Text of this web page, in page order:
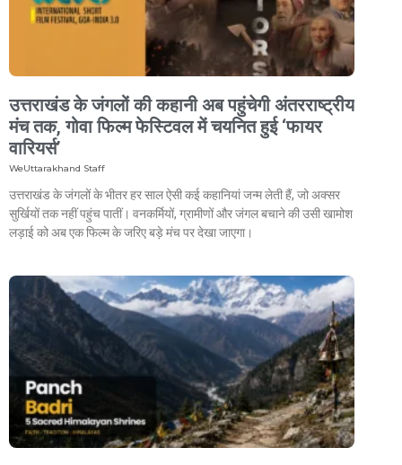
उत्तराखंड के जंगलों की कहानी अब पहुंचेगी अंतरराष्ट्रीय
मंच तक, गोवा फिल्म फेस्टिवल में चयनित हुई ‘फायर
वारियर्स’
WeUttarakhand Staff
उत्तराखंड के जंगलों के भीतर हर साल ऐसी कई कहानियां जन्म लेती हैं, जो अक्सर
सुर्खियों तक नहीं पहुंच पातीं। वनकर्मियों, ग्रामीणों और जंगल बचाने की उसी खामोश
लड़ाई को अब एक फिल्म के जरिए बड़े मंच पर देखा जाएगा।